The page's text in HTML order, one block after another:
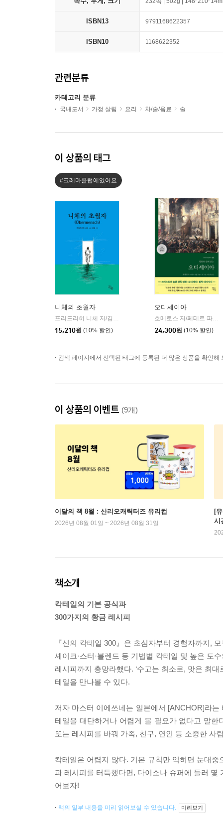
ISBN13 9791168622357
ISBN10 1168622352
관련분류
카테고리 분류
국내도서 가정 살림 요리 차/술/음료 술
이 상품의 태그
#크레마클럽에있어요
니체의 초월자
프리드리히 니체 저/김철 편역
15,210원 (10% 할인)
오디세이아
호메로스 저/페테르 파울 루벤스 그림/박문재 역
24,300원 (10% 할인)
검색 페이지에서 선택된 태그에 등록된 더 많은 상품을 확인해
이 상품의 이벤트 (9개)
이달의 책 8월 : 산리오캐릭터즈 유리컵
2026년 08월 01일 ~ 2026년 08월 31일
[
시
책소개
칵테일의 기본 공식과
300가지의 황금 레시피
『신의 칵테일 300』은 초심자부터 경험자까지,
셰이크·스터·블렌드 등 기법별 칵테일 및 높은 도
레시피까지 총망라했다. ‘수고는 최소로, 맛은 최
테일을 만나볼 수 있다.
저자 마스터 이에쓰네는 일본에서 [ANCHOR]라
테일을 대단하거나 어렵게 볼 필요가 없다고 말
또는 레시피를 바꿔 가족, 친구, 연인 등 소중한 사
칵테일은 어렵지 않다. 기본 규칙만 익히면 눈대
과 레시피를 터득했다면, 다이소나 슈퍼에 들러
어보자!
책의 일부 내용을 미리 읽어보실 수 있습니다. 미리보기